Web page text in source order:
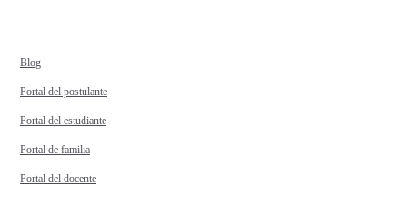
Blog
Portal del postulante
Portal del estudiante
Portal de familia
Portal del docente